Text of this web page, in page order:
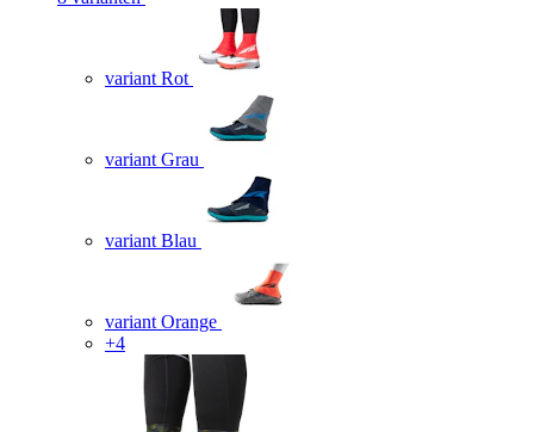
variant Rot
variant Grau
variant Blau
variant Orange
+4